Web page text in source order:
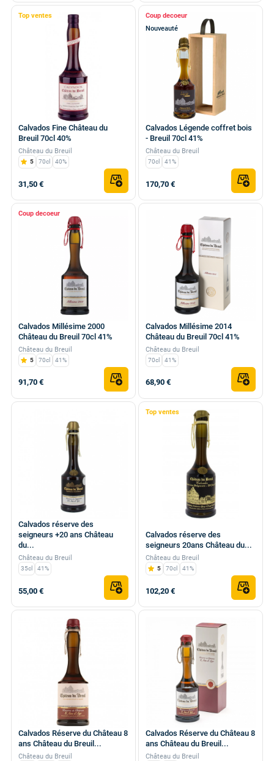
Top ventes
Calvados Fine Château du
Breuil 70cl 40%
Château du Breuil
5 70cl 40%
31,50 €
Coup de
Nouveauté
Calvados Légende coffret bois
- Breuil 70cl 41%
Château du Breuil
70cl 41%
170,70 €
Coup de
Calvados Millésime 2000
Château du Breuil 70cl 41%
Château du Breuil
5 70cl 41%
91,70 €
Calvados Millésime 2014
Château du Breuil 70cl 41%
Château du Breuil
70cl 41%
68,90 €
Calvados réserve des
seigneurs +20 ans Château
du...
Château du Breuil
35cl 41%
55,00 €
Top ventes
Calvados réserve des
seigneurs 20ans Château du...
Château du Breuil
5 70cl 41%
102,20 €
Calvados Réserve du Château 8
ans Château du Breuil...
Château du Breuil
Calvados Réserve du Château 8
ans Château du Breuil...
Château du Breuil